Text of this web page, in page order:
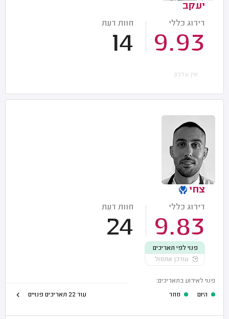
יעקב
דירוג כללי
9.93
חוות דעת
14
אין עדכון
צחי
דירוג כללי
9.83
חוות דעת
24
פנוי לפי תאריכים
עודכן אתמול
פנוי לאירוע בתאריכים:
היום
מחר עוד 22 תאריכים פנויים